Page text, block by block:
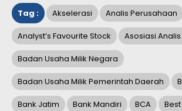
Tag : Akselerasi Analis Perusahaan
Analyst’s Favourite Stock Asosiasi
Badan Usaha Milik Negara
Badan Usaha Milik Pemerintah Daerah
Bank Jatim Bank Mandiri BCA Best